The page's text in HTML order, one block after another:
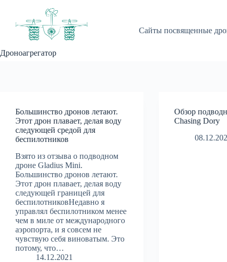
Дроноагрегатор
Сайты посвященные
Большинство дронов летают.
Этот дрон плавает, делая воду
следующей средой для
беспилотников
Взято из отзыва о подводном
дроне Gladius Mini.
Большинство дронов летают.
Этот дрон плавает, делая воду
следующей границей для
беспилотниковНедавно я
управлял беспилотником менее
чем в миле от международного
аэропорта, и я совсем не
чувствую себя виноватым. Это
потому, что…
14.12.2021
Обзор
Chasing Dory